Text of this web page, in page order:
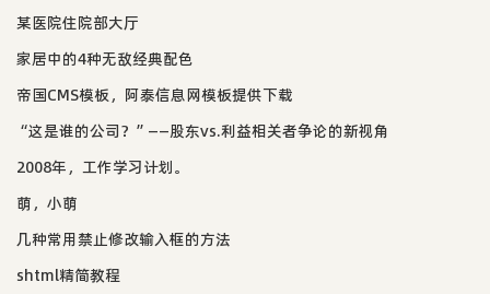
某医院住院部大厅
家居中的4种无敌经典配色
帝国CMS模板，阿泰信息网模板提供下载
“这是谁的公司？”——股东vs.利益相关者争论的新视角
2008年，工作学习计划。
萌，小萌
几种常用禁止修改输入框的方法
shtml精简教程